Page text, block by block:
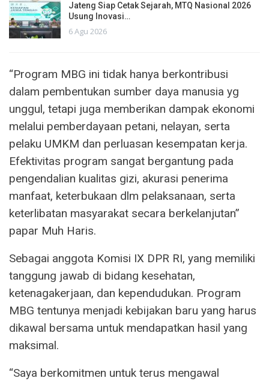
Jateng Siap Cetak Sejarah, MTQ Nasional 2026
Usung Inovasi…
6 Agu 2026
“Program MBG ini tidak hanya berkontribusi
dalam pembentukan sumber daya manusia yg
unggul, tetapi juga memberikan dampak ekonomi
melalui pemberdayaan petani, nelayan, serta
pelaku UMKM dan perluasan kesempatan kerja.
Efektivitas program sangat bergantung pada
pengendalian kualitas gizi, akurasi penerima
manfaat, keterbukaan dlm pelaksanaan, serta
keterlibatan masyarakat secara berkelanjutan”
papar Muh Haris.
Sebagai anggota Komisi IX DPR RI, yang memiliki
tanggung jawab di bidang kesehatan,
ketenagakerjaan, dan kependudukan. Program
MBG tentunya menjadi kebijakan baru yang harus
dikawal bersama untuk mendapatkan hasil yang
maksimal.
“Saya berkomitmen untuk terus mengawal